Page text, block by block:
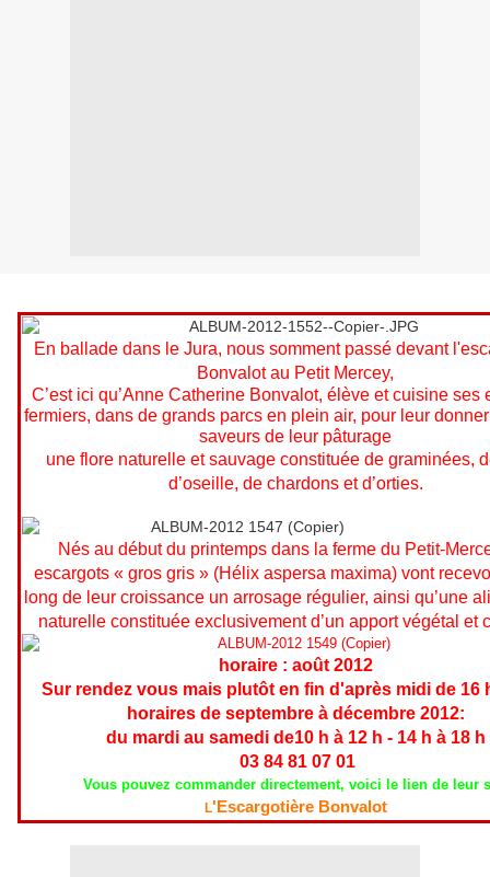
En ballade dans le Jura, nous somment passé devant
Bonvalot au Petit Mercey,
C’est ici qu’Anne Catherine Bonvalot, élève et cuisine ses
fermiers, dans de grands parcs en plein air, pour leur
saveurs de leur pâturage
une flore naturelle et sauvage constituée de graminées,
d’oseille, de chardons et d’orties.
Nés au début du printemps dans la ferme du Petit-
escargots « gros gris » (Hélix aspersa maxima) vont
long de leur croissance un arrosage régulier, ainsi qu’une
naturelle constituée exclusivement d’un apport végétal et
horaire : août 2012
Sur rendez vous mais plutôt en fin d'après midi de 16
horaires de septembre à décembre 2012:
du mardi au samedi de10 h à 12 h - 14 h à 18 h
03 84 81 07 01
Vous pouvez commander directement, voici le lien de leur
L'Escargotière Bonvalot